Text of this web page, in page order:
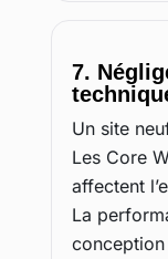
7.
Un site
Les Core
affectent
La